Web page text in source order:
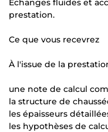
Échanges fluides et
prestation.
Ce que vous recevrez
À l'issue de la
une note de calcul
la structure de
les épaisseurs
les hypothèses de